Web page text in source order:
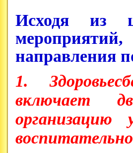
Исходя из
направления
1.
включает
организацию